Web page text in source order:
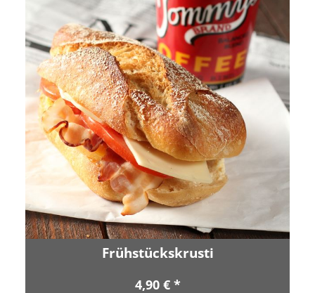
Frühstückskrusti
4,90 € *